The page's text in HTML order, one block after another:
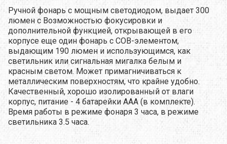
Ручной фонарь с мощным светодиодом, выдает 300
люмен с Возможностью фокусировки и
дополнительной функцией, открывающей в его
корпусе еще один фонарь с COB-элементом,
выдающим 190 люмен и использующимся, как
светильник или сигнальная мигалка белым и
красным светом. Может примагничиваться к
металлическим поверхностям, что крайне удобно.
Качественный, хорошо изолированный от влаги
корпус, питание - 4 батарейки ААА (в комплекте).
Время работы в режиме фонаря 3 часа, в режиме
светильника 3.5 часа.